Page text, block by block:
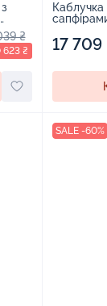
₴
623 ₴
Каблучка
17 709
SALE -60%